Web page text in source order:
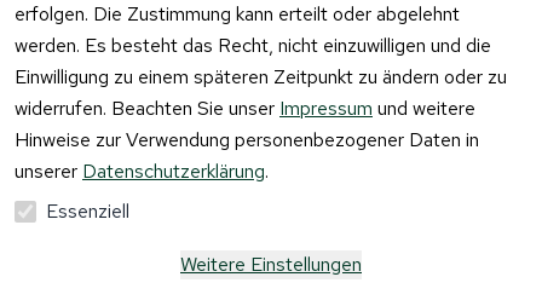
erfolgen. Die Zustimmung kann erteilt oder abgelehnt
werden. Es besteht das Recht, nicht einzuwilligen und die
Einwilligung zu einem späteren Zeitpunkt zu ändern oder zu
widerrufen. Beachten Sie unser Impressum und weitere
Hinweise zur Verwendung personenbezogener Daten in
unserer Datenschutzerklärung.
Essenziell
Weitere Einstellungen